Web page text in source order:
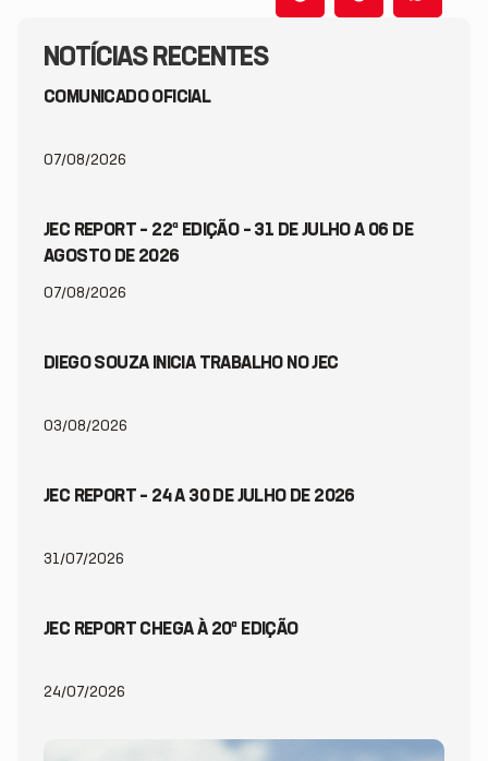
NOTÍCIAS RECENTES
COMUNICADO OFICIAL
07/08/2026
JEC REPORT – 22ª EDIÇÃO – 31 DE JULHO A 06 DE
AGOSTO DE 2026
07/08/2026
DIEGO SOUZA INICIA TRABALHO NO JEC
03/08/2026
JEC REPORT – 24 A 30 DE JULHO DE 2026
31/07/2026
JEC REPORT CHEGA À 20ª EDIÇÃO
24/07/2026